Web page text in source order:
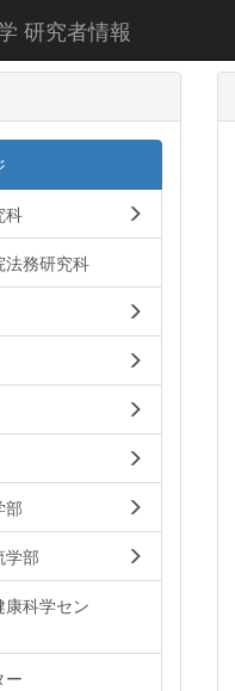
研究者情報
科
法務研究科
部
学部
康科学セン
ー